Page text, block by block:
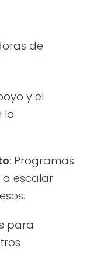
de
y el
la
: Programas
escalar
para